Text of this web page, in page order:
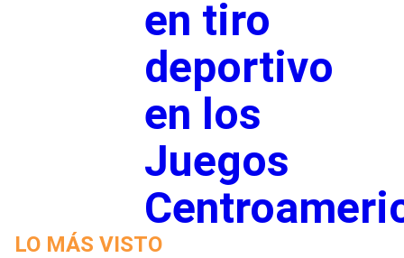
en tiro
deportivo
en los
Juegos
LO MÁS VISTO